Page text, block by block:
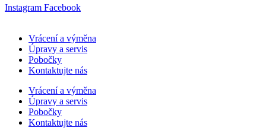
Instagram Facebook
Vrácení a výměna
Úpravy a servis
Pobočky
Kontaktujte nás
Vrácení a výměna
Úpravy a servis
Pobočky
Kontaktujte nás